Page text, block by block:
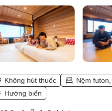
Không hút thuốc
Nệm
Hướng biển